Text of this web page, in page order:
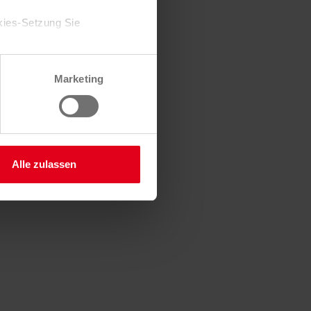
Setzung Sie
jederzeit
Marketing
Alle zulassen
was sich alles in den